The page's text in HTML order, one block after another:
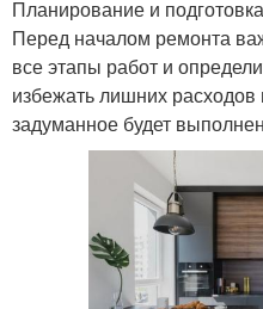
Планирование и подготовка
Перед началом ремонта
все этапы работ и
избежать лишних расходов
задуманное будет